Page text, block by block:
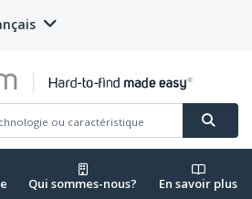
Qui sommes-nous? En savoir plus